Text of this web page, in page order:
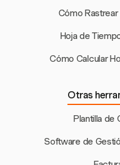
Cómo
Hoja de
Cómo Calcular
Otras
Plantilla de
Software de